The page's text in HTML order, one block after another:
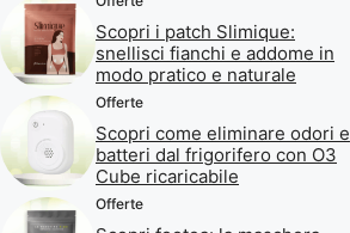
Scopri i patch Slimique:
snellisci fianchi e addome in
modo pratico e naturale
Offerte
Scopri come eliminare odori e
batteri dal frigorifero con O3
Cube ricaricabile
Offerte